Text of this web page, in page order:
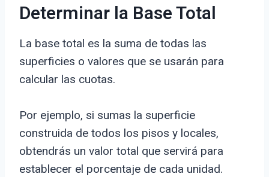
Determinar la Base Total
La base total es la suma de todas las
superficies o valores que se usarán para
calcular las cuotas.
Por ejemplo, si sumas la superficie
construida de todos los pisos y locales,
obtendrás un valor total que servirá para
establecer el porcentaje de cada unidad.